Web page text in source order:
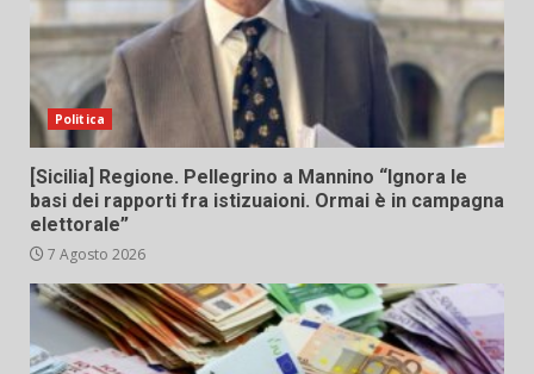
Politica
[Sicilia] Regione. Pellegrino a Mannino “Ignora le
basi dei rapporti fra istizuaioni. Ormai è in campagna
elettorale”
7 Agosto 2026